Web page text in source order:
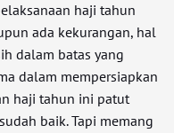
haji tahun
ada kekurangan, hal
dalam batas yang
dalam mempersiapkan
haji tahun ini patut
baik. Tapi memang